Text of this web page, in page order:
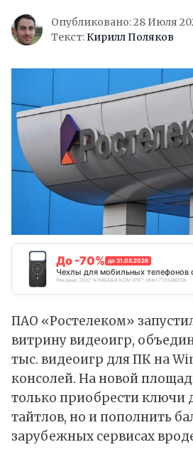
Опубликовано: 28 Июля
Текст: Кирилл Поляков
До -70% до 31.08.2026
Чехлы для мобильных телефонов
Реклама. ООО "АЛИБАБА.КОМ (РУ)", ИНН 7703380158
ПАО «Ростелеком»
витрину видеоигр,
тыс. видеоигр для ПК на
консолей. На новой
только приобрести ключи
тайтлов, но и пополнить
зарубежных сервисах